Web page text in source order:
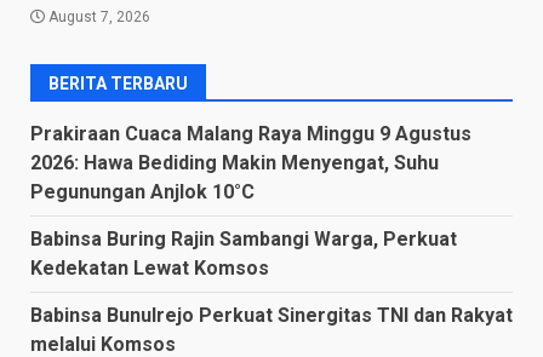
August 7, 2026
BERITA TERBARU
Prakiraan Cuaca Malang Raya Minggu 9 Agustus
2026: Hawa Bediding Makin Menyengat, Suhu
Pegunungan Anjlok 10°C
Babinsa Buring Rajin Sambangi Warga, Perkuat
Kedekatan Lewat Komsos
Babinsa Bunulrejo Perkuat Sinergitas TNI dan Rakyat
melalui Komsos